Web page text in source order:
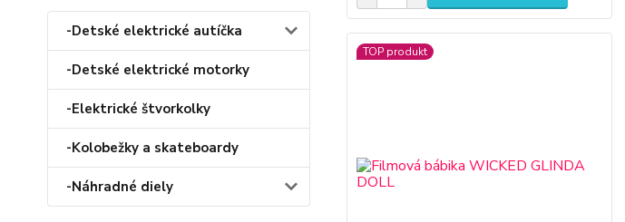
-Detské elektrické autíčka
-Detské elektrické motorky
-Elektrické štvorkolky
-Kolobežky a skateboardy
-Náhradné diely
TOP produkt